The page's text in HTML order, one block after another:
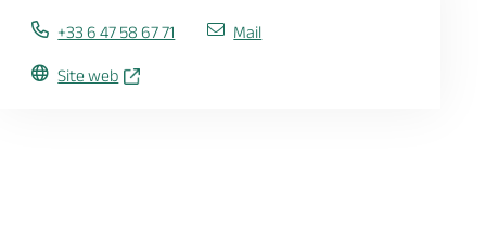
+33 6 47 58 67 71 Mail
Site web